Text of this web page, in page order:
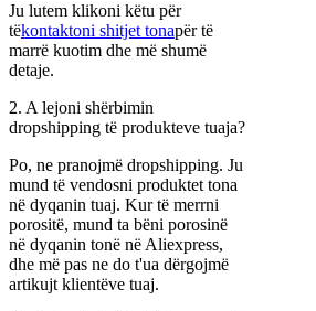
Ju lutem klikoni këtu për
tëkontaktoni shitjet tonapër të
marrë kuotim dhe më shumë
detaje.
2. A lejoni shërbimin
dropshipping të produkteve tuaja?
Po, ne pranojmë dropshipping. Ju
mund të vendosni produktet tona
në dyqanin tuaj. Kur të merrni
porositë, mund ta bëni porosinë
në dyqanin tonë në Aliexpress,
dhe më pas ne do t'ua dërgojmë
artikujt klientëve tuaj.